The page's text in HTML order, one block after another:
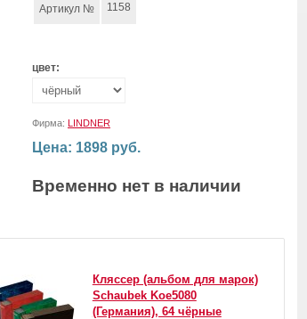
Артикул № 1158
цвет:
Фирма: LINDNER
Цена: 1898 руб.
Временно нет в наличии
Кляссер (альбом для марок)
Schaubek Koe5080
(Германия), 64 чёрные